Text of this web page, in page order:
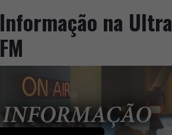
Informação na Ultra
FM